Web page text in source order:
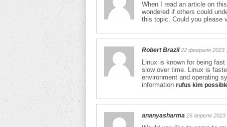
When I read an article on
wondered if others could
this topic. Could you please
Robert Brazil22 февраля 2023
Linux is known for being
slow over time. Linux is
environment and operating
information rufus kim
ananyasharma 25 апреля 2023